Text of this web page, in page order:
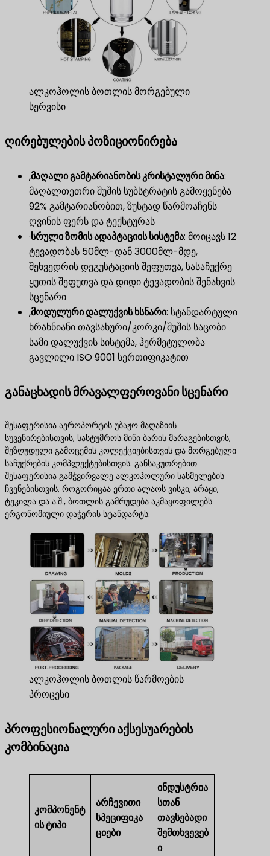
ალკოჰოლის ბოთლის მორგებული
სერვისი
ღირებულების პოზიციონირება
,მაღალი გამტარიანობის კრისტალური მინა​:
მაღალთეთრი შუშის სუბსტრატის გამოყენება
92% გამტარიანობით, ზუსტად წარმოაჩენს
ღვინის ფერს და ტექსტურას
·სრული ზომის ადაპტაციის სისტემა​: მოიცავს 12
ტევადობას 50მლ-დან 3000მლ-მდე,
შეხვედრის დეგუსტაციის შეფუთვა, სასაჩუქრე
ყუთის შეფუთვა და დიდი ტევადობის შენახვის
სცენარი
,მოდულური დალუქვის ხსნარი​: სტანდარტული
ხრახნიანი თავსახური/კორკი/შუშის საცობი
სამი დალუქვის სისტემა, ჰერმეტულობა
გავლილი ISO 9001 სერთიფიკატით
განაცხადის მრავალფეროვანი სცენარი
შესაფერისია აეროპორტის უბაჟო მაღაზიის
სუვენირებისთვის, სასტუმროს მინი ბარის მარაგებისთვის,
შეზღუდული გამოცემის კოლექციებისთვის და მორგებული
საჩუქრების კომპლექტებისთვის. განსაკუთრებით
შესაფერისია გამჭვირვალე ალკოჰოლური სასმელების
ჩვენებისთვის, როგორიცაა ერთი ალაოს ვისკი, არაყი,
ტეკილა და ა.შ., ბოთლის გამრუდება აკმაყოფილებს
ერგონომიული დაჭერის სტანდარტს.
ალკოჰოლის ბოთლის წარმოების
პროცესი
პროფესიონალური აქსესუარების
კომბინაცია
კომპონენტ
ის ტიპი
არჩევითი
სპეციფიკა
ციები
ინდუსტრია
სთან
თავსებადი
შემთხვევებ
ი